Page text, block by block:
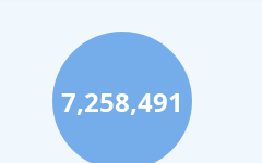
Businesshotels in York
Businesshotels in Dallas
Businesshotels in Antalya
Businesshotels in Deutschland
7,258,491